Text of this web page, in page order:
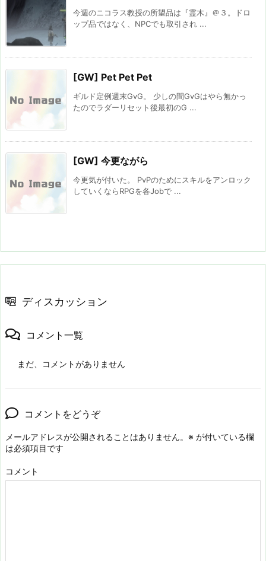
今週のニコラス教授の所望品は『霊木』＠３。ドロ
ップ品ではなく、NPCでも取引され ...
[GW] Pet Pet Pet
ギルド定例週末GvG。 少しの間GvGはやら無かっ
たのでラダーリセット後最初のG ...
[GW] 今更ながら
今更気が付いた。 PvPのためにスキルをアンロック
していくならRPGを各Jobで ...
ディスカッション
コメント一覧
まだ、コメントがありません
コメントをどうぞ
メールアドレスが公開されることはありません。 ※ が付いている欄
は必須項目です
コメント